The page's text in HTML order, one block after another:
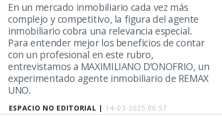
ESPACIO NO EDITORIAL | 14-03-2025 06:57
En un mercado inmobiliario cada vez más
complejo y competitivo, la figura del agente
inmobiliario cobra una relevancia especial.
Para entender mejor los beneficios de contar
con un profesional en este rubro,
entrevistamos a MAXIMILIANO D’ONOFRIO, un
experimentado agente inmobiliario de REMAX
UNO.